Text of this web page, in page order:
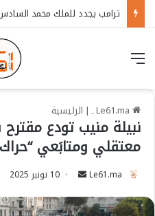
| الرئيسية
نبيلة منيب تودع
معتقلي ومتابَعي “حراك
Le61.ma
n
10 نونبر 2025